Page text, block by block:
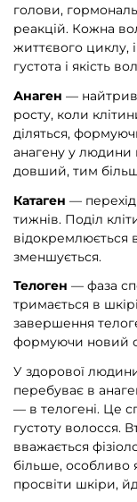
голови,
реакцій. Кожна
життєвого циклу,
густота і якість
Анаген —
росту, коли
діляться,
анагену у людини
довший, тим
Катаген —
тижнів. Поділ
відокремлюється
зменшується.
Телоген — фаза
тримається в
завершення
формуючи новий
У здорової
перебуває в
— в телогені. Це
густоту волосся.
вважається
більше, особливо
просвіти шкіри,